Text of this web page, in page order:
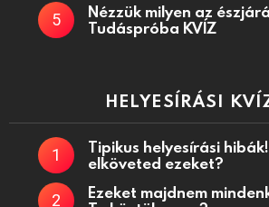
Nézzük milyen az
Tudáspróba KVÍZ
HELYESÍRÁSI
Tipikus helyesírási hibák!
elköveted ezeket?
Ezeket majdnem